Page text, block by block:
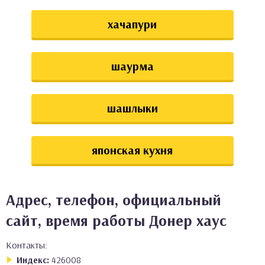
хачапури
шаурма
шашлыки
японская кухня
Адрес, телефон, официальный
сайт, время работы Донер хаус
Контакты:
Индекс: 426008